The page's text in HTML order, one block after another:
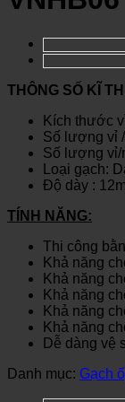
THÔNG SỐ KĨ
Kích thước
Số lượng vỉ
Số lượng vỉ/
Loại gạch:
Độ dày :
TÍNH NĂNG:
Thi công
Khả năng
Khả năng
Khả năng
Khả năng
Khả năng
Dễ dàng vệ
Danh mục: Gạch